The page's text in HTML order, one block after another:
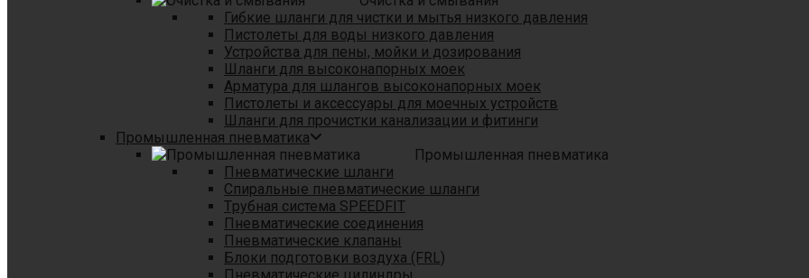
Гибкие шланги для чистки и мытья низкого давления
Пистолеты для воды низкого давления
Устройства для пены, мойки и дозирования
Шланги для высоконапорных моек
Арматура для шлангов высоконапорных моек
Пистолеты и аксессуары для моечных устройств
Шланги для прочистки канализации и фитинги
Промышленная пневматика
Промышленная пневматика
Пневматические шланги
Спиральные пневматические шланги
Tрубная система SPEEDFIT
Пневматические соединения
Пневматические клапаны
Блоки подготовки воздуха (FRL)